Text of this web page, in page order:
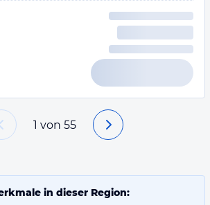
1 von 55
in dieser Region: